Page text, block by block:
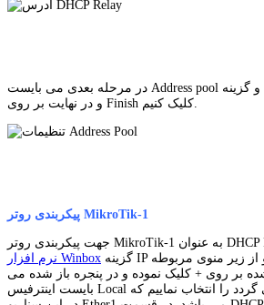
در مرحله بعدی می بایست Address pool را مشخص و گزینه Next را انتخاب
پیکربندی روتر MikroTik-1
نرم افزار Winbox
شده بر روی + کلیک نموده و در پنجره باز شده می
بایست اینترفیس Local که به کلاینت ها متصل می گردد را انتخاب نماییم که